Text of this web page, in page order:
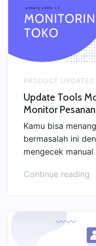
PRODUCT UPDATES
Update Tools
Monitor
Kamu bisa
bermasalah ini
mengecek
Continue reading